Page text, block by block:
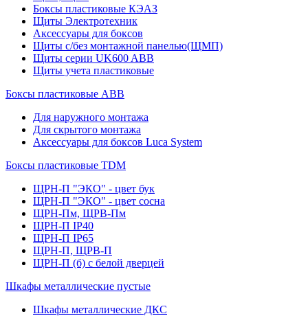
Боксы пластиковые КЭАЗ
Щиты Электротехник
Аксессуары для боксов
Щиты с/без монтажной панелью(ЩМП)
Щиты серии UK600 ABB
Щиты учета пластиковые
Боксы пластиковые ABB
Для наружного монтажа
Для скрытого монтажа
Аксессуары для боксов Luca System
Боксы пластиковые TDM
ЩРН-П "ЭКО" - цвет бук
ЩРН-П "ЭКО" - цвет сосна
ЩРН-Пм, ЩРВ-Пм
ЩРН-П IP40
ЩРН-П IP65
ЩРН-П, ЩРВ-П
ЩРН-П (б) с белой дверцей
Шкафы металлические пустые
Шкафы металлические ДКС